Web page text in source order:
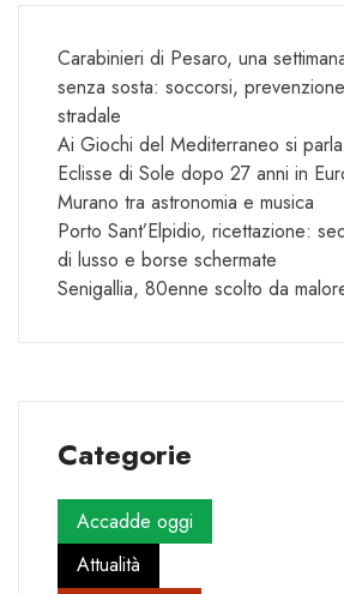
Carabinieri di Pesaro, una
senza sosta: soccorsi,
stradale
Ai Giochi del Mediterraneo si
Eclisse di Sole dopo 27 anni in
Murano tra astronomia e musica
Porto Sant’Elpidio, ricettazione:
di lusso e borse schermate
Senigallia, 80enne scolto da
Categorie
Accadde oggi
Attualità